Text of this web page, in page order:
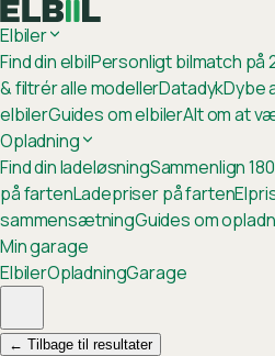
Elbiler
Find din elbilPersonligt bilmatch på
& filtrér alle modellerDatadykDybe
elbilerGuides om elbilerAlt om at
Opladning
Find din ladeløsningSammenlign
på fartenLadepriser på farten
sammensætningGuides om
Min garage
ElbilerOpladningGarage
← Tilbage til resultater